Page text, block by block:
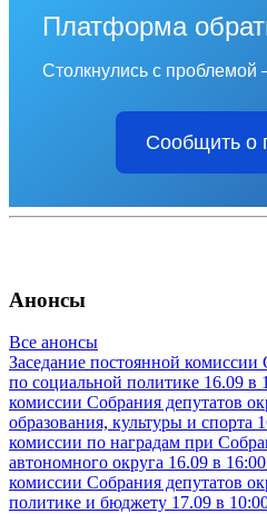
Платформа
Столкнулись с
Сообщить о
Анонсы
Все анонсы
Заседание постоянной комиссии
по социальной политике 16.09 в
комиссии Собрания депутатов
образования, культуры и спорта
комиссии по наградам при
автономного округа 16.09 в 16:00
комиссии Собрания депутатов
политике и бюджету 17.09 в